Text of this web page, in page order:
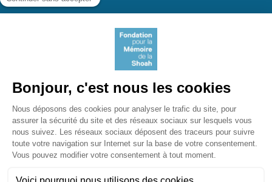
Aide aux survivants de la Shoah
Liens utiles
Mémorial de la Shoah
Le camp des Milles
Yad Vashem France
Akadem